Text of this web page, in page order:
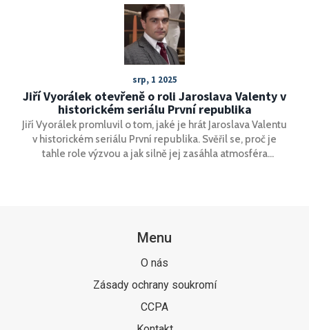
srp, 1 2025
Jiří Vyorálek otevřeně o roli Jaroslava Valenty v
historickém seriálu První republika
Jiří Vyorálek promluvil o tom, jaké je hrát Jaroslava Valentu
v historickém seriálu První republika. Svěřil se, proč je
tahle role výzvou a jak silně jej zasáhla atmosféra
Menu
O nás
Zásady ochrany soukromí
CCPA